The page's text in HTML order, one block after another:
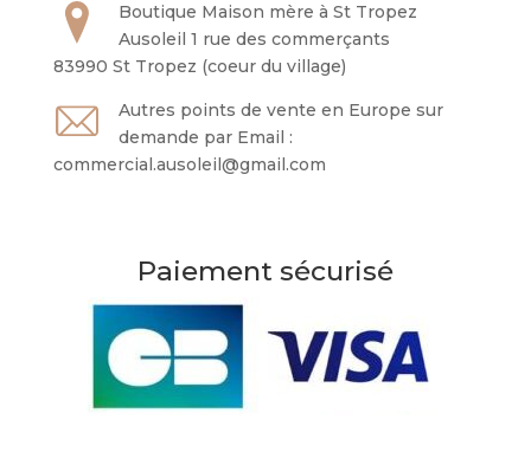
Boutique Maison mère à St Tropez
Ausoleil 1 rue des commerçants
83990 St Tropez (coeur du village)
Autres points de vente en Europe sur
demande par Email :
commercial.ausoleil@gmail.com
Paiement sécurisé